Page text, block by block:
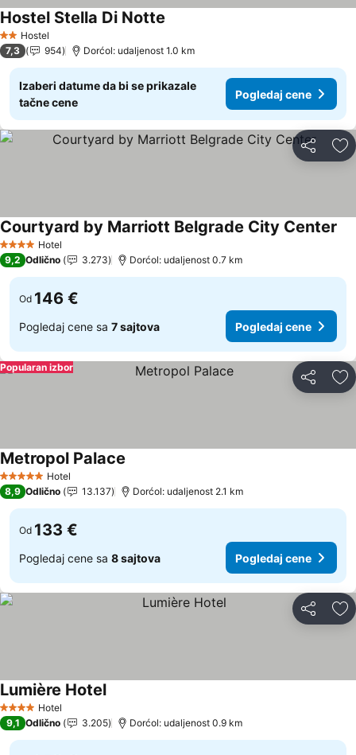
2 Zvezdice
Hostel
Hostel Stella Di Notte
7,3 954 Dorćol: udaljenost 1.0 km
Izaberi datume da bi se prikazale
tačne cene
Pogledaj cene
Deli
4 ZvezdiceHotel
Courtyard by Marriott Belgrade City Center
9,2 Odlično 3.273 Dorćol: udaljenost 0.7 km
Od 146 €
Pogledaj cene sa 7 sajtova Pogledaj cene
Deli
Popularan izbor
5 ZvezdiceHotel
Metropol Palace
8,9 Odlično 13.137 Dorćol: udaljenost 2.1 km
Od 133 €
Pogledaj cene sa 8 sajtova Pogledaj cene
Deli
4 ZvezdiceHotel
Lumière HotelPogledaj cene
9,1 Odlično 3.205 Dorćol: udaljenost 0.9 km